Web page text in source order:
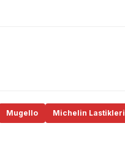
Mugello Michelin Lastikleri